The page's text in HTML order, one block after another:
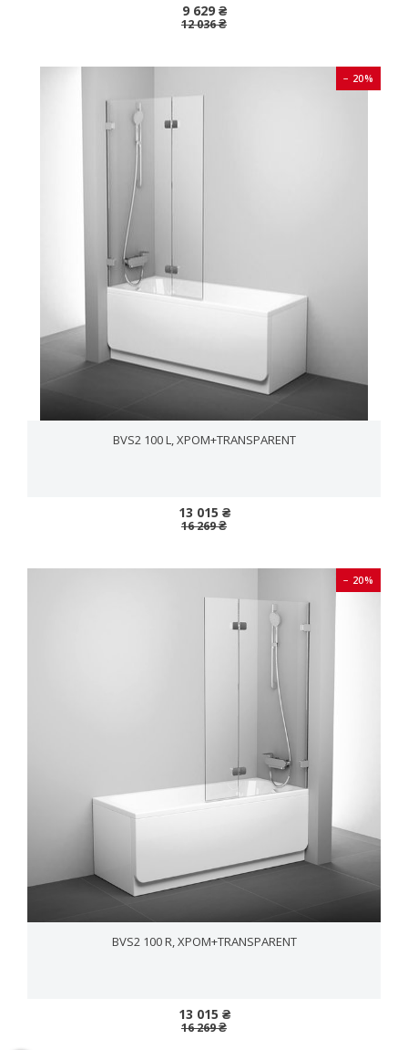
9 629 ₴
12 036 ₴
− 20%
BVS2 100 L, ХРОМ+TRANSPARENT
13 015 ₴
16 269 ₴
− 20%
BVS2 100 R, ХРОМ+TRANSPARENT
13 015 ₴
16 269 ₴